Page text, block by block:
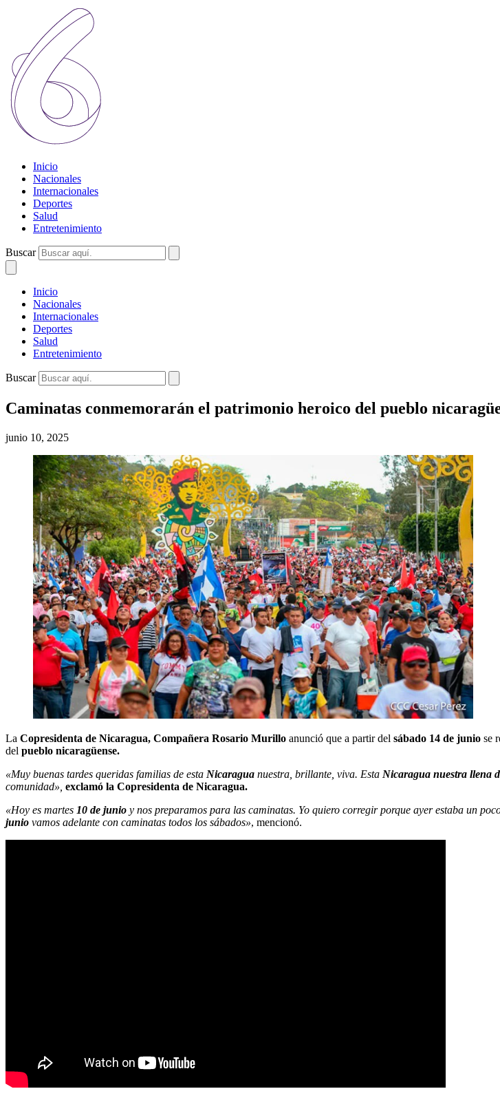
Inicio
Nacionales
Internacionales
Deportes
Salud
Entretenimiento
Buscar
Inicio
Nacionales
Internacionales
Deportes
Salud
Entretenimiento
Buscar
Caminatas conmemorarán el patrimonio heroico del pueblo
junio 10, 2025
La Copresidenta de Nicaragua, Compañera Rosario Murillo anunció que a partir del sábado 14 de junio se
del pueblo nicaragüense.
«Muy buenas tardes queridas familias de esta Nicaragua nuestra, brillante, viva. Esta Nicaragua nuestra llena
comunidad», exclamó la Copresidenta de Nicaragua.
«Hoy es martes 10 de junio y nos preparamos para las caminatas. Yo quiero corregir porque ayer estaba un
junio vamos adelante con caminatas todos los sábados», mencionó.